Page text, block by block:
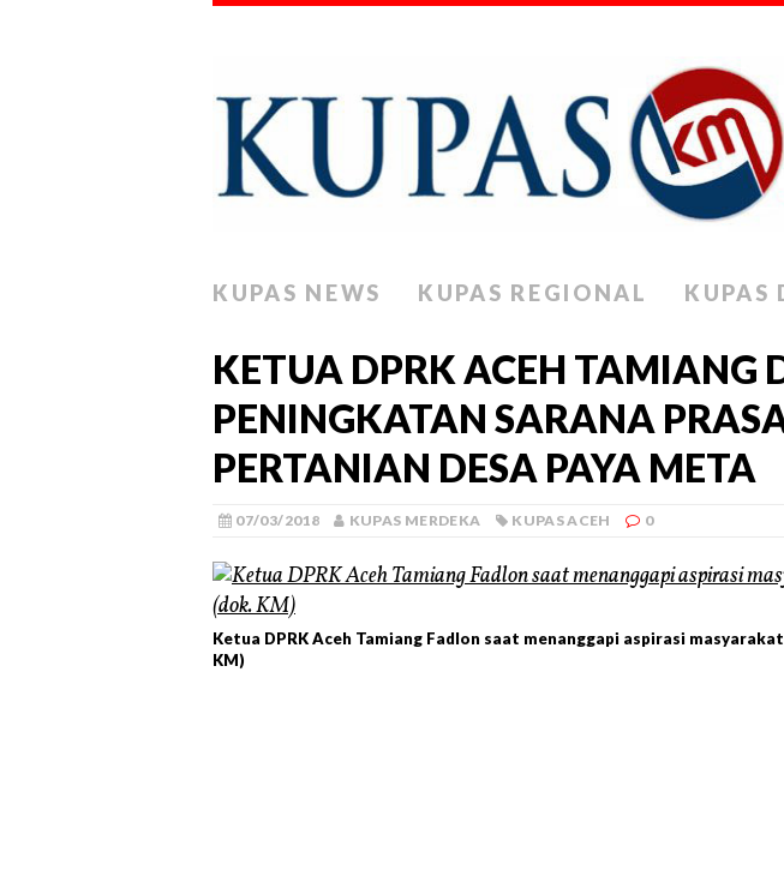
KUPAS NEWS KUPAS REGIONAL KUPAS
KETUA DPRK ACEH TAMIANG
PENINGKATAN SARANA
PERTANIAN DESA PAYA META
07/03/2018 KUPAS MERDEKA KUPAS ACEH 0
Ketua DPRK Aceh Tamiang Fadlon saat menanggapi aspirasi
KM)